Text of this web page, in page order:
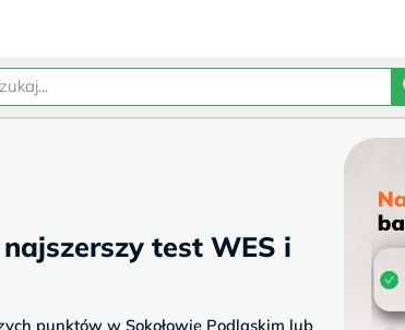
test WES i
punktów w Sokołowie Podlaskim lub